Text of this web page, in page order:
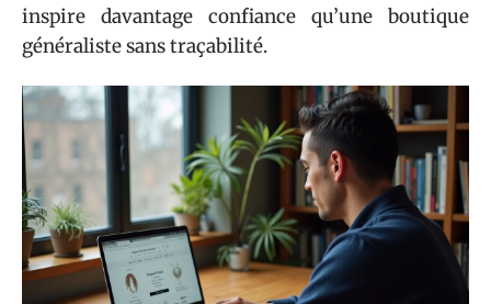
inspire davantage confiance qu’une boutique
généraliste sans traçabilité.